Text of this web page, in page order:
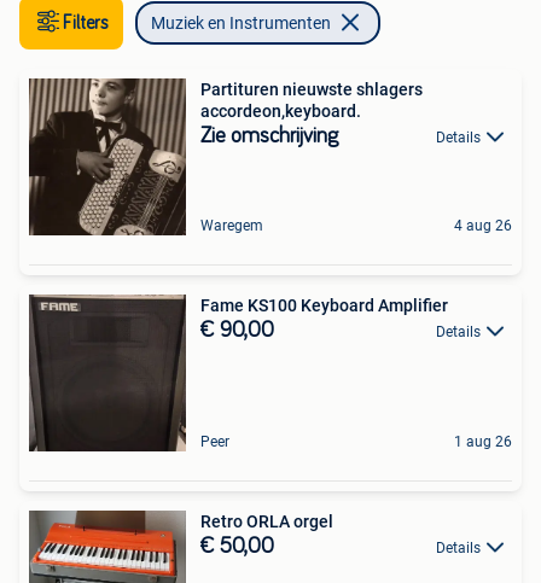
Filters Muziek en Instrumenten
Partituren nieuwste shlagers
accordeon,keyboard.
Zie omschrijving Details
Waregem 4 aug 26
Fame KS100 Keyboard Amplifier
€ 90,00 Details
Peer 1 aug 26
Retro ORLA orgel
€ 50,00 Details